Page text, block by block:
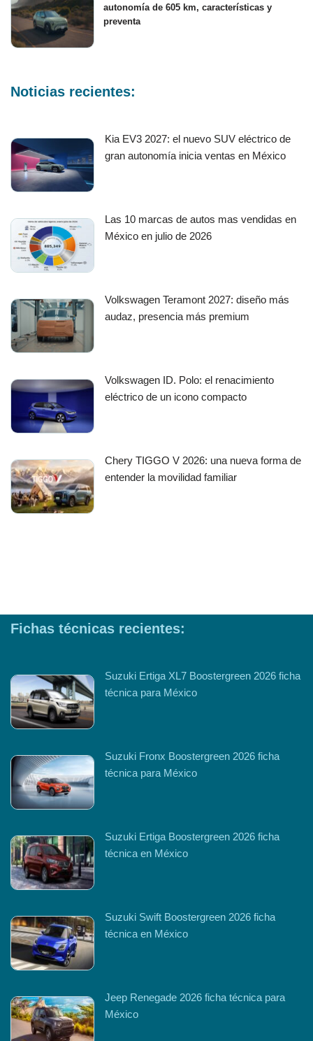
autonomía de 605 km, características y
preventa
Noticias recientes:
Kia EV3 2027: el nuevo SUV eléctrico de
gran autonomía inicia ventas en México
Las 10 marcas de autos mas vendidas en
México en julio de 2026
Volkswagen Teramont 2027: diseño más
audaz, presencia más premium
Volkswagen ID. Polo: el renacimiento
eléctrico de un icono compacto
Chery TIGGO V 2026: una nueva forma de
entender la movilidad familiar
Fichas técnicas recientes:
Suzuki Ertiga XL7 Boostergreen 2026 ficha
técnica para México
Suzuki Fronx Boostergreen 2026 ficha
técnica para México
Suzuki Ertiga Boostergreen 2026 ficha
técnica en México
Suzuki Swift Boostergreen 2026 ficha
técnica en México
Jeep Renegade 2026 ficha técnica para
México